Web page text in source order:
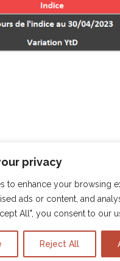
privacy
to enhance your browsing
ads or content, and
All", you consent to our
Reject All
nous ?
légales